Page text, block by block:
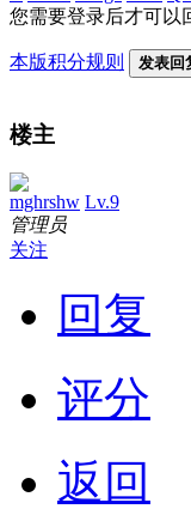
您需要登录后才可以
本版积分规则 发表回
楼主
mghrshw Lv.9
管理员
关注
回复
评分
返回